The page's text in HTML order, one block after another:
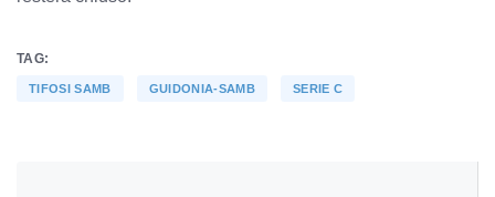
TAG:
TIFOSI SAMB GUIDONIA-SAMB SERIE C